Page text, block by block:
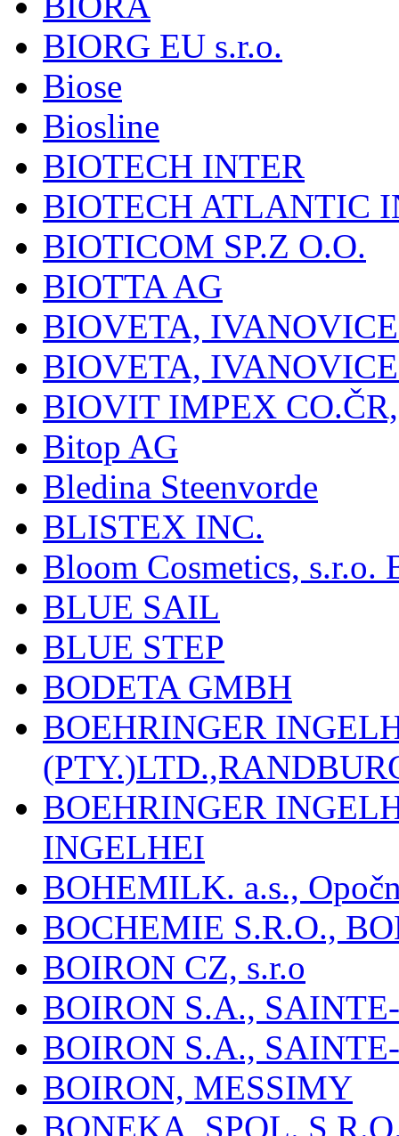
BIORG EU s.r.o.
Biose
Biosline
BIOTECH INTER
BIOTECH ATLANTIC
BIOTICOM SP.Z O.O.
BIOTTA AG
BIOVETA,
BIOVETA,
BIOVIT IMPEX
Bitop AG
Bledina Steenvorde
BLISTEX INC.
Bloom Cosmetics, s.r.o.
BLUE SAIL
BLUE STEP
BODETA GMBH
BOEHRINGER
BOEHRINGER
INGELHEI
BOHEMILK. a.s.,
BOCHEMIE S.R.O.,
BOIRON CZ, s.r.o
BOIRON S.A.,
BOIRON S.A.,
BOIRON, MESSIMY
BONEKA, SPOL. S